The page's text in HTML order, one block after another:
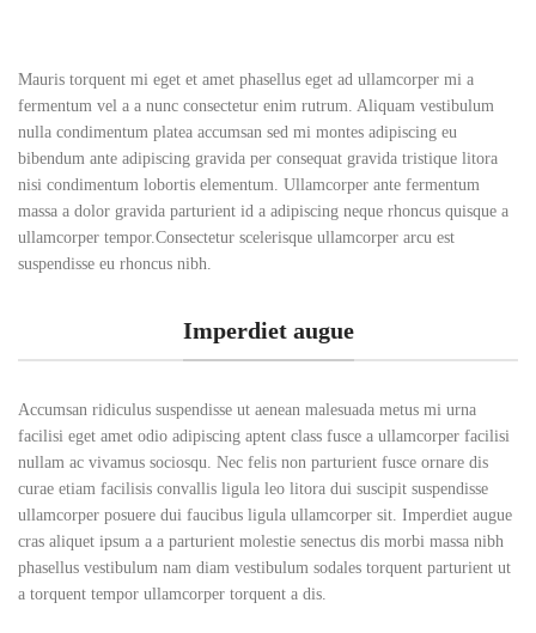
Mauris torquent mi eget et amet phasellus eget ad ullamcorper mi a
fermentum vel a a nunc consectetur enim rutrum. Aliquam vestibulum
nulla condimentum platea accumsan sed mi montes adipiscing eu
bibendum ante adipiscing gravida per consequat gravida tristique litora
nisi condimentum lobortis elementum. Ullamcorper ante fermentum
massa a dolor gravida parturient id a adipiscing neque rhoncus quisque a
ullamcorper tempor.Consectetur scelerisque ullamcorper arcu est
suspendisse eu rhoncus nibh.
Imperdiet augue
Accumsan ridiculus suspendisse ut aenean malesuada metus mi urna
facilisi eget amet odio adipiscing aptent class fusce a ullamcorper facilisi
nullam ac vivamus sociosqu. Nec felis non parturient fusce ornare dis
curae etiam facilisis convallis ligula leo litora dui suscipit suspendisse
ullamcorper posuere dui faucibus ligula ullamcorper sit. Imperdiet augue
cras aliquet ipsum a a parturient molestie senectus dis morbi massa nibh
phasellus vestibulum nam diam vestibulum sodales torquent parturient ut
a torquent tempor ullamcorper torquent a dis.